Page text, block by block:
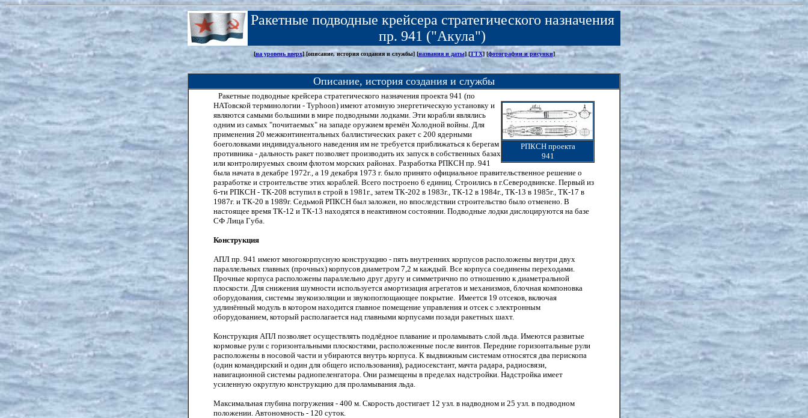
Ракетные подводные крейсера стратегического назначения
пр. 941 ("Акула")
[на уровень вверх] [описание, история создания и службы] [названия и даты] [ТТХ] [фотографии и рисунки]
Описание, история создания и службы
РПКСН проекта
941
Ракетные подводные крейсера стратегического назначения проекта 941 (по
НАТовской терминологии - Typhoon) имеют атомную энергетическую установку и
являются самыми большими в мире подводными лодками. Эти корабли являлись
одним из самых "почитаемых" на западе оружием времён Холодной войны. Для
применения 20 межконтинентальных баллистических ракет с 200 ядерными
боеголовками индивидуального наведения им не требуется приближаться к берегам
противника - дальность ракет позволяет производить их запуск в собственных базах
или контролируемых своим флотом морских районах. Разработка РПКСН пр. 941
была начата в декабре 1972г., а 19 декабря 1973 г. было принято официальное правительственное решение о
разработке и строительстве этих кораблей. Всего построено 6 единиц. Строились в г.Северодвинске. Первый из
6-ти РПКСН - ТК-208 вступил в строй в 1981г., затем ТК-202 в 1983г., ТК-12 в 1984г., ТК-13 в 1985г., ТК-17 в
1987г. и ТК-20 в 1989г. Седьмой РПКСН был заложен, но впоследствии строительство было отменено. В
настоящее время ТК-12 и ТК-13 находятся в неактивном состоянии. Подводные лодки дислоцируются на базе
СФ Лица Губа.
Конструкция
АПЛ пр. 941 имеют многокорпусную конструкцию - пять внутренних корпусов расположены внутри двух
параллельных главных (прочных) корпусов диаметром 7,2 м каждый. Все корпуса соединены переходами.
Прочные корпуса расположены параллельно друг другу и симметрично по отношению к диаметральной
плоскости. Для снижения шумности используется амортизация агрегатов и механизмов, блочная компоновка
оборудования, системы звукоизоляции и звукопоглощающее покрытие. Имеется 19 отсеков, включая
удлинённый модуль в котором находится главное помещение управления и отсек с электронным
оборудованием, который располагается над главными корпусами позади ракетных шахт.
Конструкция АПЛ позволяет осуществлять подлёдное плавание и проламывать слой льда. Имеются развитые
кормовые рули с горизонтальными плоскостями, расположенные после винтов. Передние горизонтальные рули
расположены в носовой части и убираются внутрь корпуса. К выдвижным системам относятся два перископа
(один командирский и один для общего использования), радиосекстант, мачта радара, радиосвязи,
навигационной системы радиопеленгатора. Они размещены в пределах надстройки. Надстройка имеет
усиленную округлую конструкцию для проламывания льда.
Максимальная глубина погружения - 400 м. Скорость достигает 12 узл. в надводном и 25 узл. в подводном
положении. Автономность - 120 суток.